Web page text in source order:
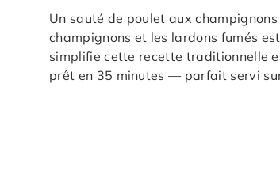
Un sauté de poulet aux
champignons et les lardons fumés
simplifie cette recette traditionnelle
prêt en 35 minutes — parfait servi